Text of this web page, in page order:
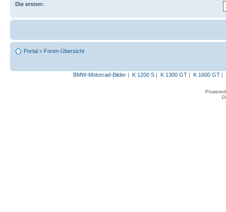
Die ersten:
Portal » Foren-Übersicht
BMW-Motorrad-Bilder| K 1200 S| K 1300 GT| K 1600 GT|